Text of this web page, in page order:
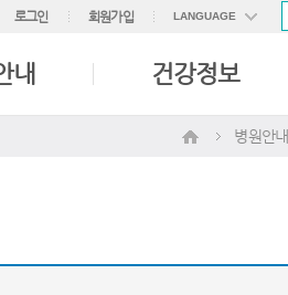
로그인 회원가입 LANGUAGE
中國語
내 건강정보
병원안내